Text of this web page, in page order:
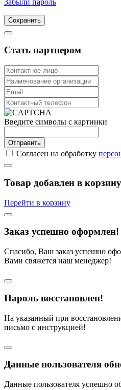
Сохранить
Стать партнером
Введите символы с картинки
Отправить
Согласен на обработку
Товар добавлен в корзину
Перейти в корзину
Заказ успешно оформлен!
Спасибо, Ваш заказ успешно
Вами свяжется наш менеджер!
Пароль восстановлен!
На указанный при
письмо с инструкцией!
Данные пользователя
Данные пользователя успешно